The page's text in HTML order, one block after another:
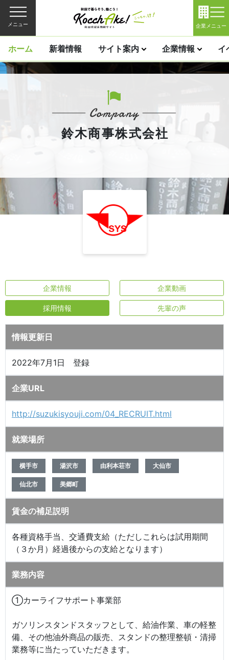
メニュー 企業メニュー
ホーム 新着情報 サイト案内 企業情報 イ
鈴木商事株式会社
企業情報 企業動画
採用情報 先輩の声
情報更新日
2022年7月1日 登録
企業URL
http://suzukisyouji.com/04_RECRUIT.html
就業場所
横手市 湯沢市 由利本荘市 大仙市
仙北市 美郷町
賃金の補足説明
各種資格手当、交通費支給（ただしこれらは試用期間
（３か月）経過後からの支給となります）
業務内容
①カーライフサポート事業部
ガソリンスタンドスタッフとして、給油作業、車の軽整
備、その他油外商品の販売、スタンドの整理整頓・清掃
業務等に当たっていただきます。